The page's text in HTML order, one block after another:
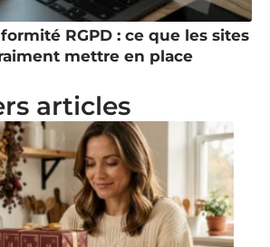
RGPD : ce que les sites
mettre en place
articles